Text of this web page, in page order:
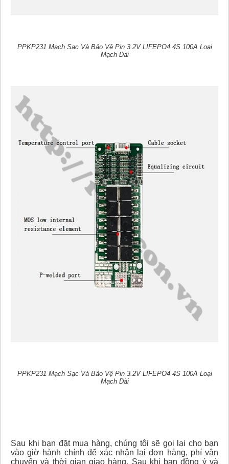
PPKP231 Mạch Sạc Và Bảo Vệ Pin 3.2V LIFEPO4 4S 100A Loại
Mạch Dài
PPKP231 Mạch Sạc Và Bảo Vệ Pin 3.2V LIFEPO4 4S 100A Loại
Mạch Dài
Sau khi bạn đặt mua hàng, chúng tôi sẽ gọi lại cho bạn
vào giờ hành chính để xác nhận lại đơn hàng, phí vận
chuyển và thời gian giao hàng. Sau khi bạn đồng ý và